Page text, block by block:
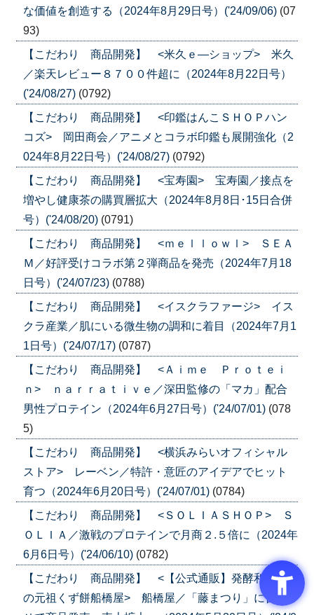
な価値を創造する（2024年8月29日号）('24/09/06) (07
93)
【こだわり 商品開発】 <米久ｅ―ショップ> 米久
／楽天レビュー８７００件超に（2024年8月22日号）
('24/08/27) (0792)
【こだわり 商品開発】 <印鑑はんこＳＨＯＰハン
コズ> 岡田商会／アニメとコラボ印鑑も展開強化（2
024年8月22日号）('24/08/27) (0792)
【こだわり 商品開発】 <宝寿園> 宝寿園／接点を
増やし健康茶の購買層拡大（2024年8月8日･15日合併
号）('24/08/20) (0791)
【こだわり 商品開発】 <ｍｅｌｌｏｗｌ> ＳＥＡ
Ｍ／好評受けコラボ第２弾商品を発売（2024年7月18
日号）('24/07/23) (0788)
【こだわり 商品開発】 <イスクラファージ> イス
クラ産業／肌にいる微生物の調和に着目（2024年7月1
1日号）('24/07/17) (0787)
【こだわり 商品開発】 <Ａｉｍｅ Ｐｒｏｔｅｉ
ｎ> ｎａｒｒａｔｉｖｅ／深田監修の「マカ」配合
男性プロテイン（2024年6月27日号）('24/07/01) (078
5)
【こだわり 商品開発】 <横浜みらいオフィシャル
ストア> レーベン／特許・意匠のアイデアでヒット
育つ（2024年6月20日号）('24/07/01) (0784)
【こだわり 商品開発】 <ＳＯＬＩＡＳＨＯＰ> Ｓ
ＯＬＩＡ／激戦のプロテインで月商２.５倍に（2024年
6月6日号）('24/06/10) (0782)
【こだわり 商品開発】 <【公式通販】発酵和菓子
の元祖くず餅船橋屋> 船橋屋／「藤まつり」に合わ